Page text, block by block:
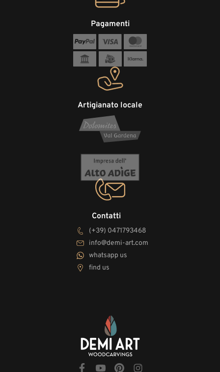
Contatti
(+39) 0471793468
info@demi-art.com
whatsapp us
find us
Artigianato locale
Pagamenti